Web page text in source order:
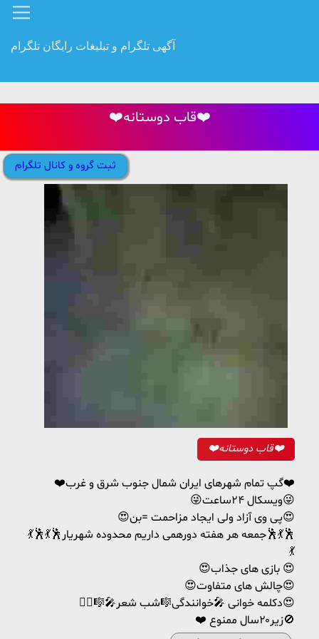
آگهی تلگرام و تبلیغات رایگان تلگرام
❤️قاب دوستانه❤️
ثبت گروه و کانال تلگرام
❤️قاب دوستانه❤️
❤️گپ تمام شهرهای ایران شمال جنوب شرق و غرب❤️
😜ویسکال ۲۴ساعت😜
😍پی وی آزاد ولی ایجاد مزاحمت =بن😍
💃🕺💃🕺جمعه هر هفته دورهمی داریم محدوده شهریار🕺💃🕺
💃
😍بازی های جذاب 😍
😍چالش های متفاوت😍
🤼‍♀🎼🎤دکلمه خوانی 🎤خوانندگی🎼شب شعر😍
❤️ زیر۲۰سال ممنوع🚫